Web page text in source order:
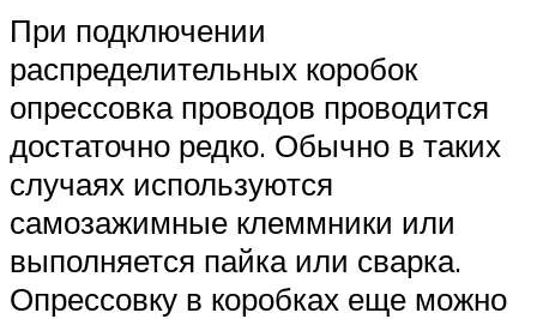
При подключении
распределительных коробок
опрессовка проводов проводится
достаточно редко. Обычно в таких
случаях используются
самозажимные клеммники или
выполняется пайка или сварка.
Опрессовку в коробках еще можно